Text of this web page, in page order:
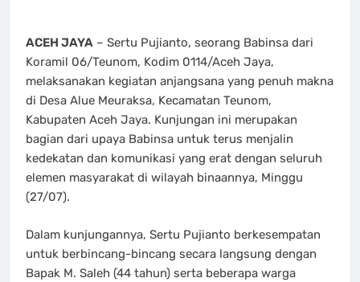
ACEH JAYA – Sertu Pujianto, seorang Babinsa dari
Koramil 06/Teunom, Kodim 0114/Aceh Jaya,
melaksanakan kegiatan anjangsana yang penuh makna
di Desa Alue Meuraksa, Kecamatan Teunom,
Kabupaten Aceh Jaya. Kunjungan ini merupakan
bagian dari upaya Babinsa untuk terus menjalin
kedekatan dan komunikasi yang erat dengan seluruh
elemen masyarakat di wilayah binaannya, Minggu
(27/07).
Dalam kunjungannya, Sertu Pujianto berkesempatan
untuk berbincang-bincang secara langsung dengan
Bapak M. Saleh (44 tahun) serta beberapa warga